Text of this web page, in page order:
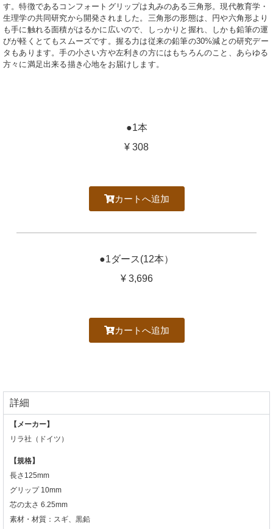
す。特徴であるコンフォートグリップは丸みのある三角形。現代教育学・
生理学の共同研究から開発されました。三角形の形態は、円や六角形より
も手に触れる面積がはるかに広いので、しっかりと握れ、しかも鉛筆の運
びが軽くとてもスムーズです。握る力は従来の鉛筆の30%減との研究デー
タもあります。手の小さい方や左利きの方にはもちろんのこと、あらゆる
方々に満足出来る描き心地をお届けします。
●1本
¥ 308
カートへ追加
●1ダース(12本）
¥ 3,696
カートへ追加
詳細
【メーカー】
リラ社（ドイツ）
【規格】
長さ125mm
グリップ 10mm
芯の太さ 6.25mm
素材・材質：スギ、黒鉛